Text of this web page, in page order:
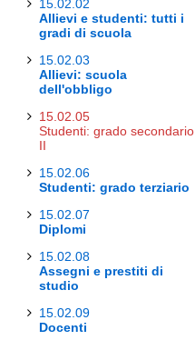
15.02.02
Allievi e studenti: tutti i
gradi di scuola
15.02.03
Allievi: scuola
dell'obbligo
15.02.05
Studenti: grado secondario
II
15.02.06
Studenti: grado terziario
15.02.07
Diplomi
15.02.08
Assegni e prestiti di
studio
15.02.09
Docenti